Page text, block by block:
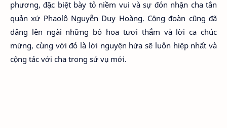
phương, đặc biệt bày tỏ niềm vui và sự đón nhận cha tân
quản xứ Phaolô Nguyễn Duy Hoàng. Cộng đoàn cũng đã
dâng lên ngài những bó hoa tươi thắm và lời ca chúc
mừng, cùng với đó là lời nguyện hứa sẽ luôn hiệp nhất và
cộng tác với cha trong sứ vụ mới.